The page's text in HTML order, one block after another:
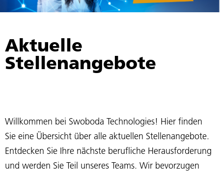
Aktuelle
Stellenangebote
Willkommen bei Swoboda Technologies! Hier finden
Sie eine Übersicht über alle aktuellen Stellenangebote.
Entdecken Sie Ihre nächste berufliche Herausforderung
und werden Sie Teil unseres Teams. Wir bevorzugen